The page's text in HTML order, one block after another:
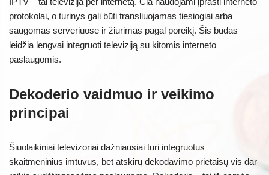
protokolai, o turinys gali būti transliuojamas tiesiogiai arba
saugomas serveriuose ir žiūrimas pagal poreikį. Šis būdas
leidžia lengvai integruoti televiziją su kitomis interneto
paslaugomis.
Dekoderio vaidmuo ir veikimo
principai
Šiuolaikiniai televizoriai dažniausiai turi integruotus
skaitmeninius imtuvus, bet atskirų dekodavimo prietaisų vis dar